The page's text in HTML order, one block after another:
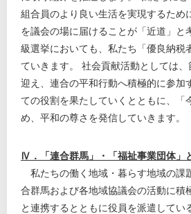
組合員のより良い生活を実現するため
を議会の場に届けることが「近道」と
級選挙においても、私たち「優良納税
ていきます。 社会貢献活動としては
迎え、連合の平和行動へ積極的に参加
ての役割を果たしていくとともに、「
め、平和の尊さを発信していきます。
Ⅳ．「連合群馬」・「福祉事業団体」
私たちの働く地域・暮らす地域の課
合群馬および各地域協議会の活動に積
と連携するとともに役員を派遣してい